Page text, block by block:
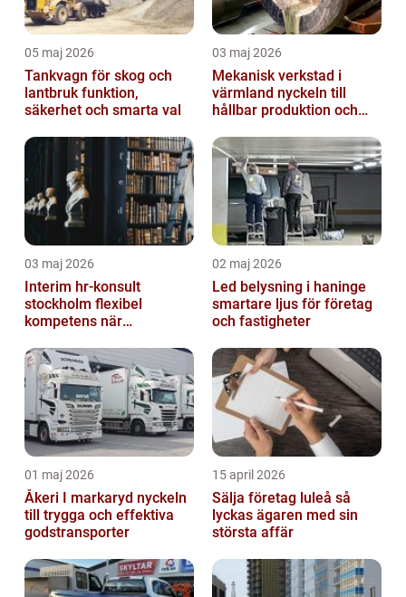
05 maj 2026
Tankvagn för skog och
lantbruk funktion,
säkerhet och smarta val
03 maj 2026
Mekanisk verkstad i
värmland nyckeln till
hållbar produktion och
03 maj 2026
Interim hr-konsult
stockholm flexibel
kompetens när
stöd
02 maj 2026
Led belysning i haninge
smartare ljus för företag
och fastigheter
01 maj 2026
Åkeri I markaryd nyckeln
till trygga och effektiva
godstransporter
15 april 2026
Sälja företag luleå så
lyckas ägaren med sin
största affär